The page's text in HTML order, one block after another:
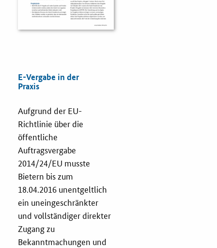
Bewertungsmethoden-Lotse
Fristenassistent
LZK-Rechner
Preis-Leistungs-Gewichtungs-Check
Toolbox
Vergabe-Wahl-O-Mat
Zertifizierung
E-Vergabe in der
Praxis
Aufgrund der EU-
Richtlinie über die
öffentliche
Auftragsvergabe
2014/24/EU musste
Bietern bis zum
18.04.2016 unentgeltlich
ein uneingeschränkter
und vollständiger direkter
Zugang zu
Bekanntmachungen und